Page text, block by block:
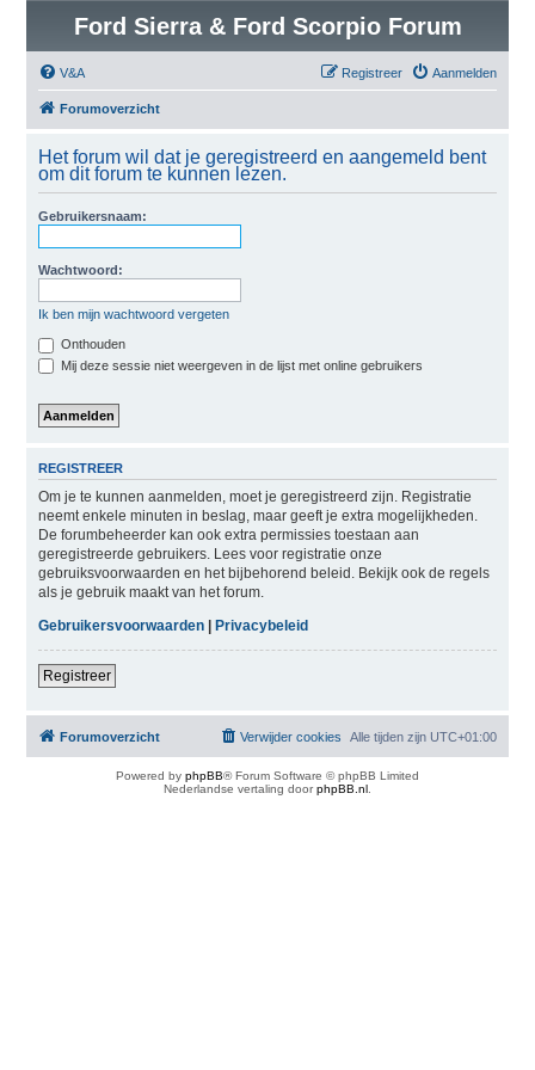
Ford Sierra & Ford Scorpio Forum
V&A Aanmelden
Registreer
Forumoverzicht
Het forum wil dat je geregistreerd en aangemeld bent
om dit forum te kunnen lezen.
Gebruikersnaam:
Wachtwoord:
Ik ben mijn wachtwoord vergeten
Onthouden
Mij deze sessie niet weergeven in de lijst met online gebruikers
REGISTREER
Om je te kunnen aanmelden, moet je geregistreerd zijn. Registratie
neemt enkele minuten in beslag, maar geeft je extra mogelijkheden.
De forumbeheerder kan ook extra permissies toestaan aan
geregistreerde gebruikers. Lees voor registratie onze
gebruiksvoorwaarden en het bijbehorend beleid. Bekijk ook de regels
als je gebruik maakt van het forum.
Gebruikersvoorwaarden| Privacybeleid
Registreer
Forumoverzicht Alle tijden zijn UTC+01:00
Verwijder cookies
Powered by phpBB® Forum Software © phpBB Limited
Nederlandse vertaling doorphpBB.nl